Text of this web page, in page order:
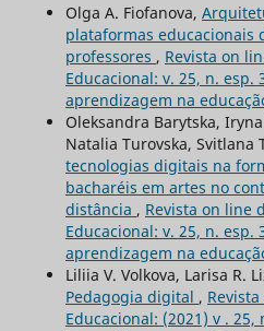
Olga A. Fiofanova,
plataformas educacionais
professores , Revista on
Educacional: v. 25, n. esp.
aprendizagem na
Oleksandra Barytska,
Natalia Turovska, Svitlana
tecnologias digitais na
bacharéis em artes no
distância , Revista on line
Educacional: v. 25, n. esp.
aprendizagem na
Liliia V. Volkova, Larisa R.
Pedagogia digital ,
Educacional: (2021) v . 25,